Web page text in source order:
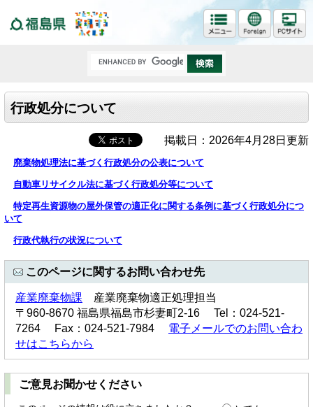
行政処分について
掲載日：2026年4月28日更新
廃棄物処理法に基づく行政処分の公表について
自動車リサイクル法に基づく行政処分等について
特定再生資源物の屋外保管の適正化に関する条例に基づく行政処分につ
いて
行政代執行の状況について
このページに関するお問い合わせ先
産業廃棄物課 産業廃棄物適正処理担当
〒960-8670 福島県福島市杉妻町2-16 Tel：024-521-
7264 Fax：024-521-7984 電子メールでのお問い合わ
せはこちらから
ご意見お聞かせください